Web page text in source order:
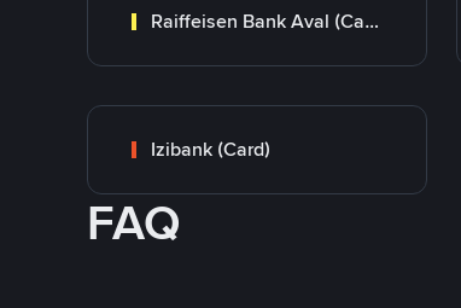
Raiffeisen Bank Aval (Card)
Izibank (Card)
FAQ